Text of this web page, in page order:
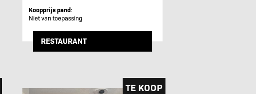
Koopprijs pand:
Niet van toepassing
RESTAURANT
TE KOOP